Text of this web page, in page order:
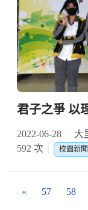
君子之爭 以
2022-06-28 大
592 次
校園新聞
« 57 58